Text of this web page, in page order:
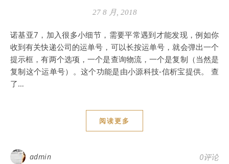
27 8 月, 2018
诺基亚7，加入很多小细节，需要平常遇到才能发现，例如你
收到有关快递公司的运单号，可以长按运单号，就会弹出一个
提示框，有两个选项，一个是查询物流，一个是复制（当然是
复制这个运单号）。这个功能是由小源科技-信析宝提供。 查
了…
阅读更多
admin 0评论